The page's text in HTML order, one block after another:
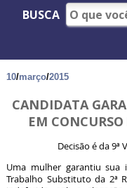
BUSCA
10/março/2015
CANDIDATA
EM
Decisão é da 9ª
Uma mulher garantiu sua
Trabalho Substituto da 2ª